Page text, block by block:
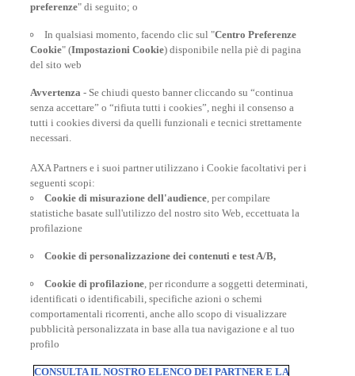
Italia e nei Paesi dell'area Schengen.
POLIZZE VIAGGIO
INFORMAZIONI UTILI
preferenze" di seguito; o
In qualsiasi momento, facendo clic sul "Centro Preferenze
Cookie" (Impostazioni Cookie) disponibile nella piè di pagina
del sito web
Avvertenza - Se chiudi questo banner cliccando su “continua
senza accettare” o “rifiuta tutti i cookies”, neghi il consenso a
tutti i cookies diversi da quelli funzionali e tecnici strettamente
necessari.
AXA Partners e i suoi partner utilizzano i Cookie facoltativi per i
seguenti scopi:
Cookie di misurazione dell'audience, per compilare
statistiche basate sull'utilizzo del nostro sito Web, eccettuata la
profilazione
Cookie di personalizzazione dei contenuti e test A/B,
Cookie di profilazione, per ricondurre a soggetti determinati,
identificati o identificabili, specifiche azioni o schemi
comportamentali ricorrenti, anche allo scopo di visualizzare
pubblicità personalizzata in base alla tua navigazione e al tuo
profilo
CONSULTA IL NOSTRO ELENCO DEI PARTNER E LA